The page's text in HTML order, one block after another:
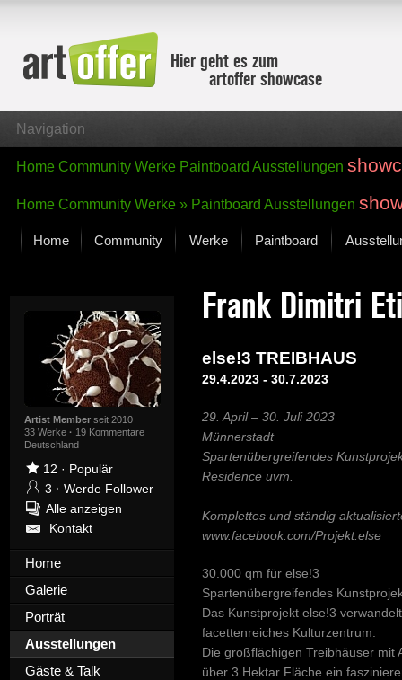
Hier geht es zum
artoffer showcase
Navigation
Home Community Werke Paintboard Ausstellungen
Home Community Werke » Paintboard Ausstellungen
Home Community Werke
Der letzte Monat im Fokus
Alle Fokus-Werke
Fokus-Werke
Neue Werke – Auswahl
Paintboard
Artist Memberseit 2010
33 Werke · 19 Kommentare
Deutschland
12 · Populär
3 · Werde Follower
Alle anzeigen
Kontakt
Home
Galerie
Porträt
Ausstellungen
Gäste & Talk
Frank Dimitri
else!3 TREIBHAUS
29.4.2023 - 30.7.2023
29. April – 30. Juli 2023
Münnerstadt
Spartenübergreifendes
Residence uvm.
Komplettes und ständig
www.facebook.com/Projekt.else
30.000 qm für else!3
Spartenübergreifendes
Das Kunstprojekt else!3
facettenreiches Kulturzentrum.
Die großflächigen Treibhäuser
über 3 Hektar Fläche ein